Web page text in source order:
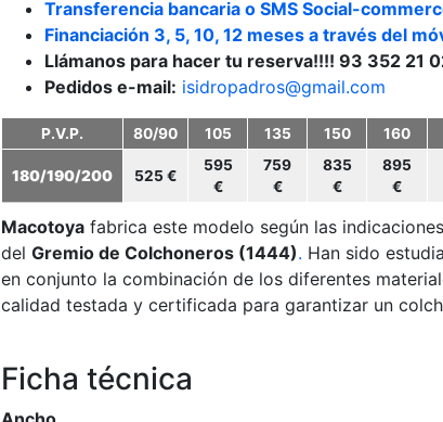
Transferencia bancaria o SMS Social-
Financiación 3, 5, 10, 12 meses a través del
Llámanos para hacer tu reserva!!!! 93 352 21
Pedidos e-mail: isidropadros@gmail.com
P.V.P. 80/90 105 135 150 160
180/190/200 525 €
595
€
759
€
835
€
895
€
Macotoya fabrica este modelo según las indicaciones
del Gremio de Colchoneros (1444). Han sido
en conjunto la combinación de los diferentes
calidad testada y certificada para garantizar un
Ficha técnica